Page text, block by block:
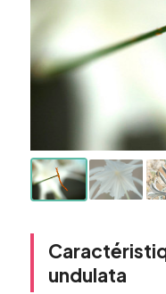
undulata